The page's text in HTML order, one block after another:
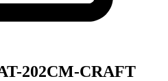
202CM-CRAFT